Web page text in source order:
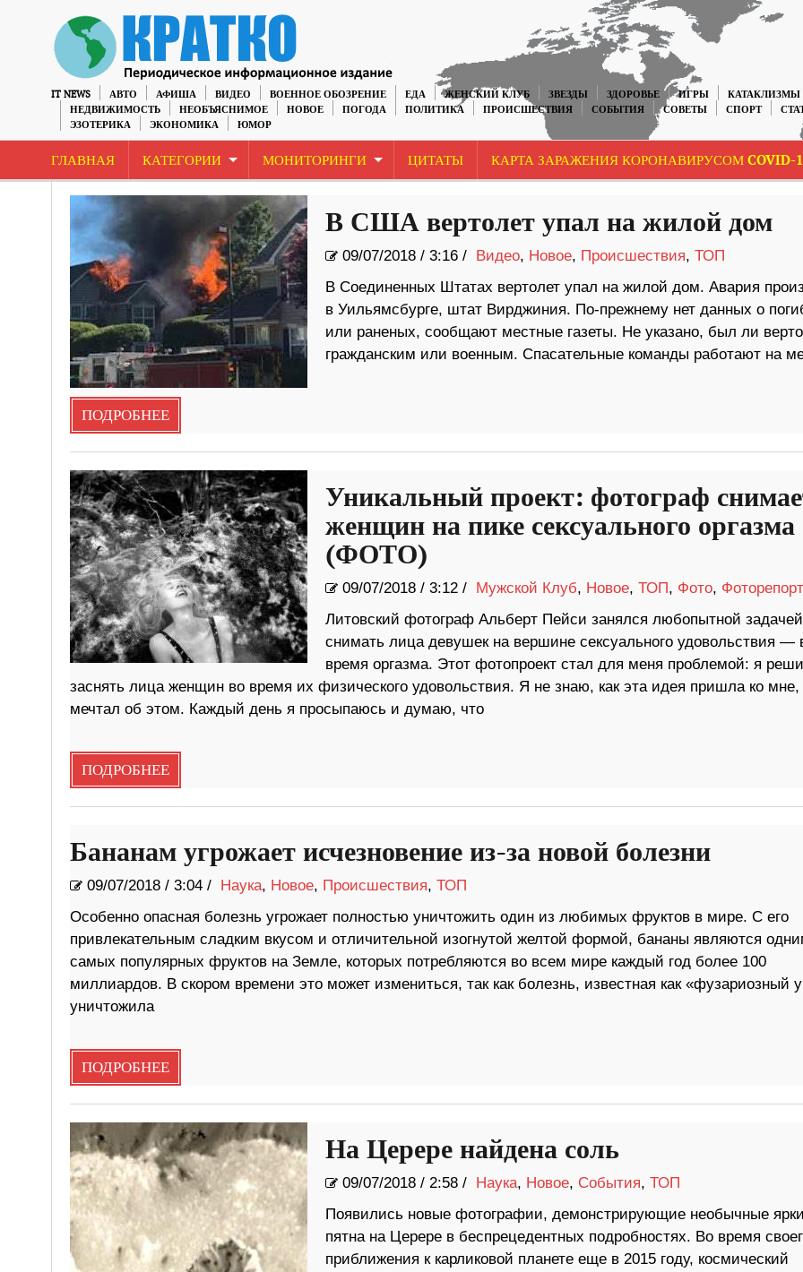
IT NEWS АВТО АФИША ВИДЕО ВОЕННОЕ ОБОЗРЕНИЕ ЕДА ЖЕНСКИЙ КЛУБ ЗВЕЗДЫ ЗДОРОВЬЕ ИГРЫ КАТАКЛИЗМЫ
НЕДВИЖИМОСТЬ
НЕОБЪЯСНИМОЕ НОВОЕ ПОГОДА ПОЛИТИКА ПРОИСШЕСТВИЯ СОБЫТИЯ СОВЕТЫ СПОРТ
ЭЗОТЕРИКА
ЭКОНОМИКА ЮМОР
ГЛАВНАЯ КАТЕГОРИИ МОНИТОРИНГИ ЦИТАТЫ КАРТА ЗАРАЖЕНИЯ КОРОНАВИРУСОМ COVID-
В США вертолет упал на жилой дом
09/07/2018/ 3:16 / Видео, Новое, Происшествия, ТОП
В Соединенных Штатах вертолет упал на жилой дом. Авария
в Уильямсбурге, штат Вирджиния. По-прежнему нет данных о
или раненых, сообщают местные газеты. Не указано, был ли
гражданским или военным. Спасательные команды работают на
ПОДРОБНЕЕ
Уникальный проект: фотограф
женщин на пике сексуального оргазма
(ФОТО)
09/07/2018/ 3:12 / Мужской Клуб, Новое, ТОП, Фото,
Литовский фотограф Альберт Пейси занялся любопытной
снимать лица девушек на вершине сексуального удовольствия —
время оргазма. Этот фотопроект стал для меня проблемой: я
заснять лица женщин во время их физического удовольствия. Я не знаю, как эта идея пришла ко мне,
мечтал об этом. Каждый день я просыпаюсь и думаю, что
ПОДРОБНЕЕ
Бананам угрожает исчезновение из-за новой болезни
09/07/2018/ 3:04 / Наука, Новое, Происшествия, ТОП
Особенно опасная болезнь угрожает полностью уничтожить один из любимых фруктов в мире. С его
привлекательным сладким вкусом и отличительной изогнутой желтой формой, бананы являются
самых популярных фруктов на Земле, которых потребляются во всем мире каждый год более 100
миллиардов. В скором времени это может измениться, так как болезнь, известная как «фузариозный
уничтожила
ПОДРОБНЕЕ
На Церере найдена соль
09/07/2018/ 2:58 / Наука, Новое, События, ТОП
Появились новые фотографии, демонстрирующие необычные
пятна на Церере в беспрецедентных подробностях. Во время
приближения к карликовой планете еще в 2015 году, космический